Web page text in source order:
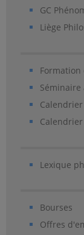
GC
Liège
Formation
Séminaire
Lexique
Bourses
Offres